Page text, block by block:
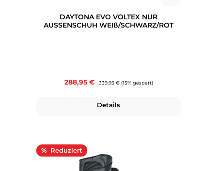
DAYTONA EVO VOLTEX NUR
AUSSENSCHUH WEIß/SCHWARZ/ROT
Verkaufspreis:
288,95 € Regulärer Preis:
339,95 € (15% gespart)
Details
% Rabatt